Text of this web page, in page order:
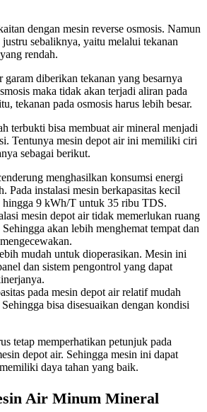
dengan mesin reverse osmosis. Namun
sebaliknya, yaitu melalui tekanan
rendah.
garam diberikan tekanan yang besarnya
maka tidak akan terjadi aliran pada
tekanan pada osmosis harus lebih besar.
terbukti bisa membuat air mineral menjadi
Tentunya mesin depot air ini memiliki ciri
sebagai berikut.
menghasilkan konsumsi energi
Pada instalasi mesin berkapasitas kecil
hingga 9 kWh/T untuk 35 ribu TDS.
mesin depot air tidak memerlukan ruang
akan lebih menghemat tempat dan
mudah untuk dioperasikan. Mesin ini
dan sistem pengontrol yang dapat
pada mesin depot air relatif mudah
bisa disesuaikan dengan kondisi
tetap memperhatikan petunjuk pada
depot air. Sehingga mesin ini dapat
daya tahan yang baik.
Air Minum Mineral